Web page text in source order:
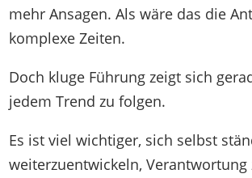
mehr Ansagen. Als wäre das die
komplexe Zeiten.
Doch kluge Führung zeigt sich
jedem Trend zu folgen.
Es ist viel wichtiger, sich selbst
weiterzuentwickeln, Verantwortung